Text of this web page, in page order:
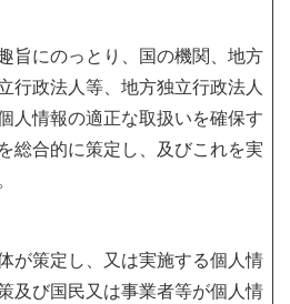
旨にのっとり、国の機関、地方
行政法人等、地方独立行政法人
人情報の適正な取扱いを確保す
総合的に策定し、及びこれを実
が策定し、又は実施する個人情
及び国民又は事業者等が個人情